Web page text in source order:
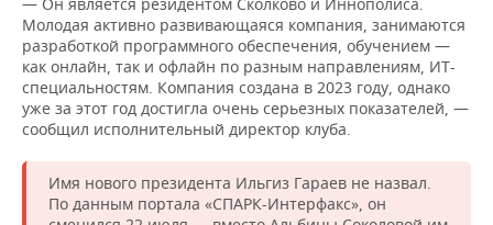
Молодая активно развивающаяся компания, занимаются
разработкой программного обеспечения, обучением —
как онлайн, так и офлайн по разным направлениям, ИТ-
специальностям. Компания создана в 2023 году, однако
уже за этот год достигла очень серьезных показателей, —
сообщил исполнительный директор клуба.
Имя нового президента Ильгиз Гараев не назвал.
По данным портала «СПАРК-Интерфакс», он